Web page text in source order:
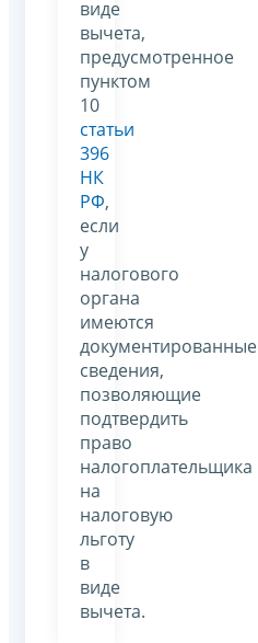
виде
вычета,
предусмотренное
пунктом
10
статьи
396
НК
РФ,
если
у
налогового
органа
имеются
документированные
сведения,
позволяющие
подтвердить
право
налогоплательщика
на
налоговую
льготу
в
виде
вычета.